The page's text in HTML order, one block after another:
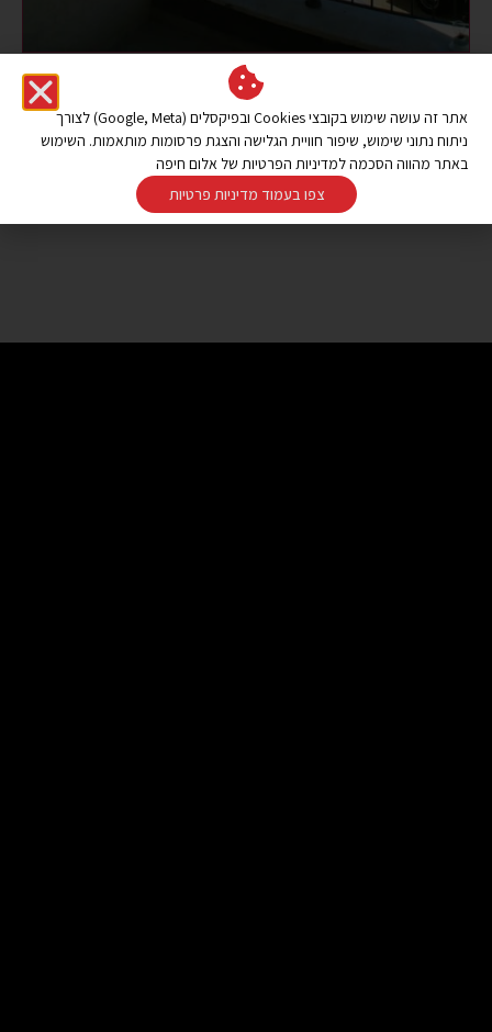
אתר זה עושה שימוש בקובצי Cookies ובפיקסלים (Google, Meta) לצורך
ניתוח נתוני שימוש, שיפור חוויית הגלישה והצגת פרסומות מותאמות. השימוש
באתר מהווה הסכמה למדיניות הפרטיות של אלום חיפה
צפו בעמוד מדיניות פרטיות